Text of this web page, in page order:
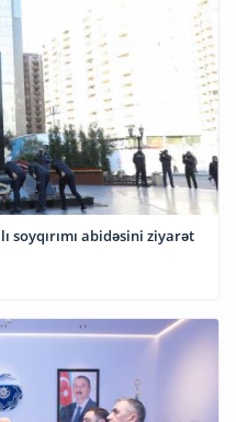
soyqırımı abidəsini ziyarət